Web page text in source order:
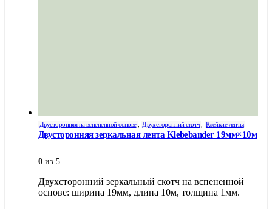
Двусторонняя на вспененной основе , Двухсторонний скотч, Клейкие ленты
Двусторонняя зеркальная лента Klebebander 19мм×10м
0 из 5
Двухсторонний зеркальный скотч на вспененной
основе: ширина 19мм, длина 10м, толщина 1мм.